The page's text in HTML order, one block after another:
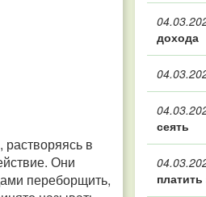
в
Они
переборщить,
дохода
сеять